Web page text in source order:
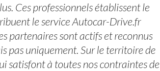
Ces professionnels établissent le
le service Autocar-Drive.fr
partenaires sont actifs et reconnus
pas uniquement. Sur le territoire de
satisfont à toutes nos contraintes de